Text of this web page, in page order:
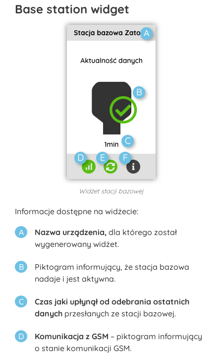
Base station widget
Widżet stacji bazowej
Informacje dostępne na widżecie:
Nazwa urządzenia, dla którego został
wygenerowany widżet.
Piktogram informujący, że stacja bazowa
nadaje i jest aktywna.
Czas jaki upłynął od odebrania ostatnich
danych przesłanych ze stacji bazowej.
Komunikacja z GSM – piktogram informujący
o stanie komunikacji GSM.